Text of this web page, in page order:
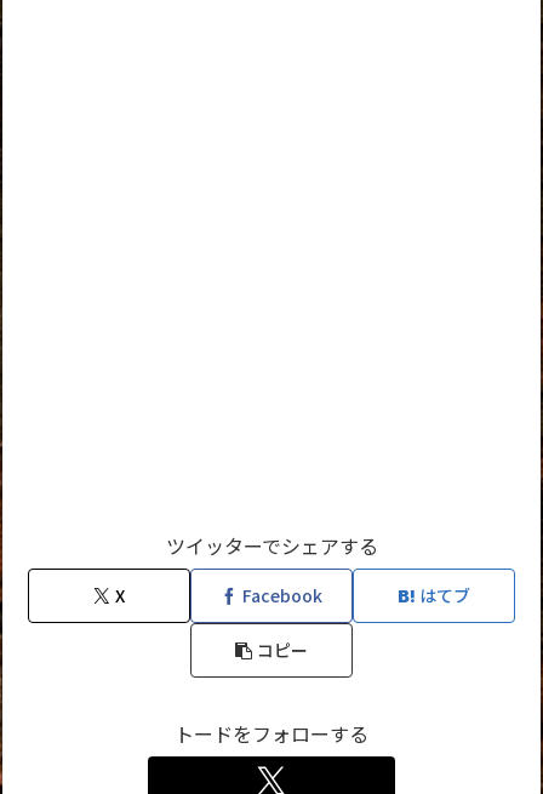
ツイッターでシェアする
X Facebook はてブ
コピー
トードをフォローする